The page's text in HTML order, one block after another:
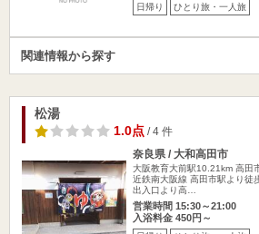
日帰り ひとり旅・一人旅
関連情報から探す
松湯
1.0点/ 4 件
奈良県 / 大和高田市
大阪教育大前駅10.21km 高田
近鉄南大阪線 高田市駅より徒
出入口より高…
営業時間 15:30～21:00
入浴料金 450円～